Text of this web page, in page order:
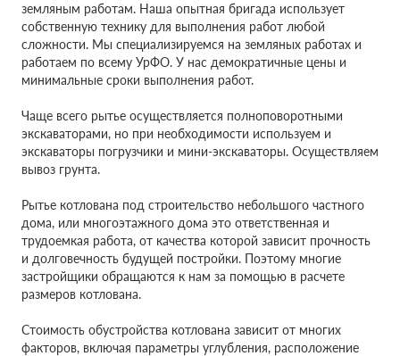
земляным работам. Наша опытная бригада использует
собственную технику для выполнения работ любой
сложности. Мы специализируемся на земляных работах и
работаем по всему УрФО. У нас демократичные цены и
минимальные сроки выполнения работ.
Чаще всего рытье осуществляется полноповоротными
экскаваторами, но при необходимости используем и
экскаваторы погрузчики и мини-экскаваторы. Осуществляем
вывоз грунта.
Рытье котлована под строительство небольшого частного
дома, или многоэтажного дома это ответственная и
трудоемкая работа, от качества которой зависит прочность
и долговечность будущей постройки. Поэтому многие
застройщики обращаются к нам за помощью в расчете
размеров котлована.
Стоимость обустройства котлована зависит от многих
факторов, включая параметры углубления, расположение